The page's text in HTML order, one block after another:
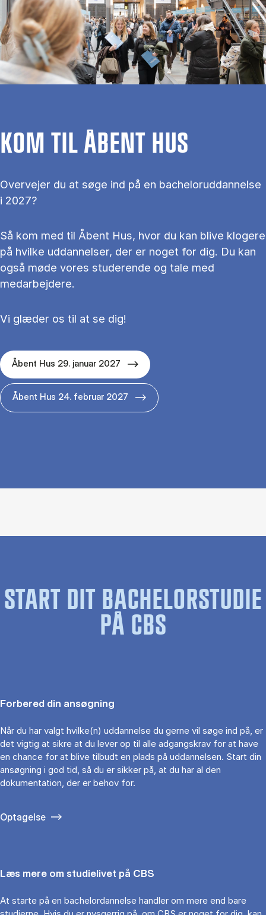
KOM TIL ÅBENT HUS
Overvejer du at søge ind på en bacheloruddannelse
i 2027?
Så kom med til Åbent Hus, hvor du kan blive klogere
på hvilke uddannelser, der er noget for dig. Du kan
også møde vores studerende og tale med
medarbejdere.
Vi glæder os til at se dig!
Åbent Hus 29. januar 2027
Åbent Hus 24. februar 2027
START DIT BACHELORSTUDIE
PÅ CBS
Forbered din ansøgning
Når du har valgt hvilke(n) uddannelse du gerne vil søge ind på, er
det vigtig at sikre at du lever op til alle adgangskrav for at have
en chance for at blive tilbudt en plads på uddannelsen. Start din
ansøgning i god tid, så du er sikker på, at du har al den
dokumentation, der er behov for.
Optagelse
Læs mere om studielivet på CBS
At starte på en bachelordannelse handler om mere end bare